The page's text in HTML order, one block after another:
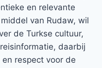
en relevante
van Rudaw, wil
de Turkse cultuur,
daarbij
respect voor de